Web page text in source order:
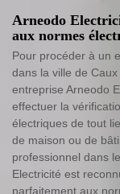
Arneodo
aux normes
Pour procéder à un
dans la ville de
entreprise Arneodo
effectuer la
électriques de tout
de maison ou de
professionnel dans
Electricité est
parfaitement aux